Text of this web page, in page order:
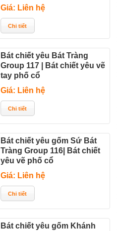
Giá: Liên hệ
Bát chiết yêu Bát Tràng
Group 117 | Bát chiết yêu vẽ
tay phố cổ
Giá: Liên hệ
Bát chiết yêu gốm Sứ Bát
Tràng Group 116| Bát chiết
yêu vẽ phố cổ
Giá: Liên hệ
Bát chiết yêu gốm Khánh